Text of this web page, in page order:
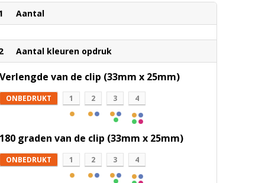
Aantal
Aantal kleuren opdruk
Verlengde van de clip (33mm x 25mm)
ONBEDRUKT 1 2 3 4
180 graden van de clip (33mm x 25mm)
ONBEDRUKT 1 2 3 4